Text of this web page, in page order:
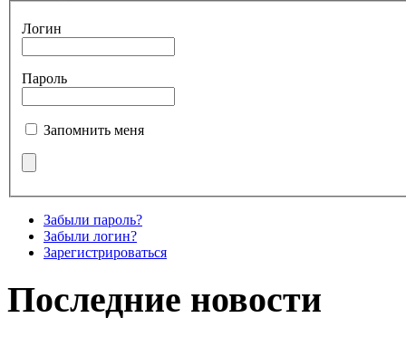
Логин
Пароль
Запомнить меня
Забыли пароль?
Забыли логин?
Зарегистрироваться
Последние новости